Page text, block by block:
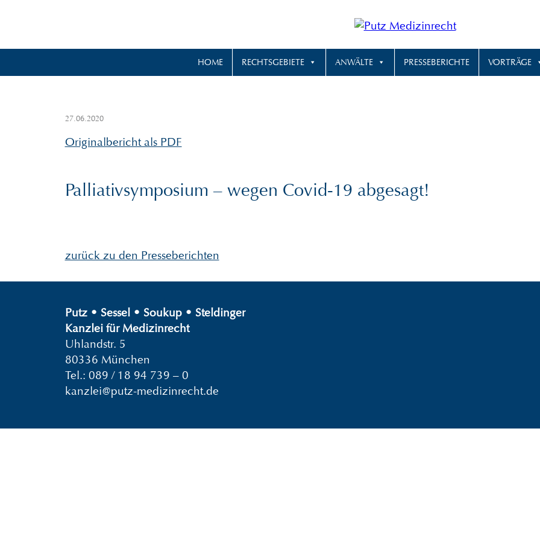
HOME RECHTSGEBIETE ANWÄLTE PRESSEBERICHTE VORTRÄGE
27.06.2020
Originalbericht als PDF
Palliativsymposium – wegen Covid-19 abgesagt!
zurück zu den Presseberichten
Putz • Sessel • Soukup • Steldinger
Kanzlei für Medizinrecht
Uhlandstr. 5
80336 München
Tel.: 089 / 18 94 739 – 0
kanzlei@putz-medizinrecht.de